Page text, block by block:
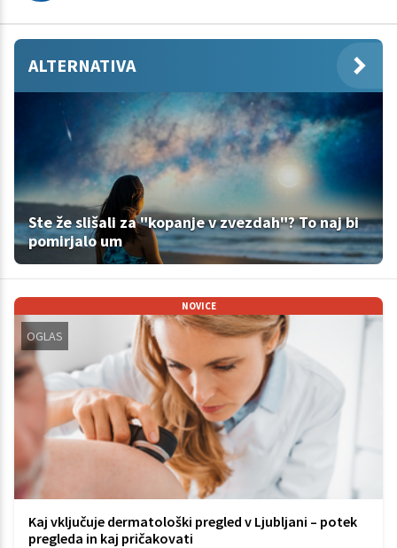
ALTERNATIVA
Ste že slišali za "kopanje v zvezdah"? To naj bi
pomirjalo um
NOVICE
OGLAS
Kaj vključuje dermatološki pregled v Ljubljani – potek
pregleda in kaj pričakovati